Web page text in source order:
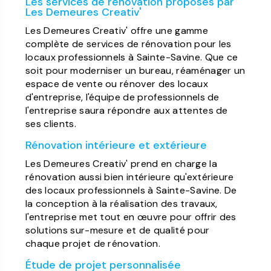
Les Demeures Creativ'
Les Demeures Creativ' offre une gamme
complète de services de rénovation pour les
locaux professionnels à Sainte-Savine. Que ce
soit pour moderniser un bureau, réaménager un
espace de vente ou rénover des locaux
d'entreprise, l'équipe de professionnels de
l'entreprise saura répondre aux attentes de
ses clients.
Rénovation intérieure et extérieure
Les Demeures Creativ' prend en charge la
rénovation aussi bien intérieure qu'extérieure
des locaux professionnels à Sainte-Savine. De
la conception à la réalisation des travaux,
l'entreprise met tout en œuvre pour offrir des
solutions sur-mesure et de qualité pour
chaque projet de rénovation.
Étude de projet personnalisée